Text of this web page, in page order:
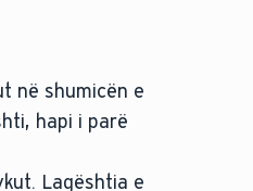
në shumicën e
hapi i parë
Lagështia e